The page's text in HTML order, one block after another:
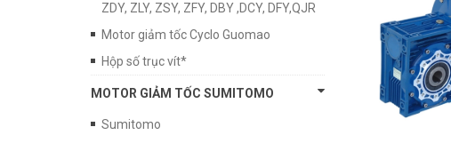
ZDY, ZLY, ZSY, ZFY, DBY ,DCY, DFY,QJR
Motor giảm tốc Cyclo Guomao
Hộp số trục vít*
MOTOR GIẢM TỐC SUMITOMO
Sumitomo